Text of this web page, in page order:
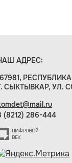
АДРЕС:
СЫКТЫВКАР, УЛ.
(8212) 286-444